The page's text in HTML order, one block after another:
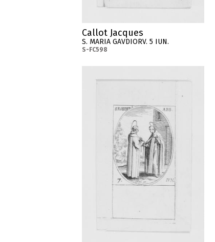
Callot Jacques
S. MARIA GAVDIORV. 5 IUN.
S-FC598